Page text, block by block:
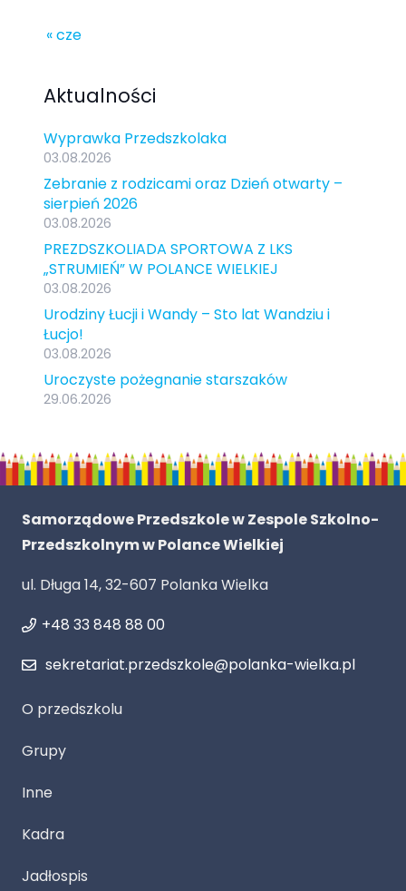
« cze
Aktualności
Wyprawka Przedszkolaka
03.08.2026
Zebranie z rodzicami oraz Dzień otwarty –
sierpień 2026
03.08.2026
PREZDSZKOLIADA SPORTOWA Z LKS
„STRUMIEŃ” W POLANCE WIELKIEJ
03.08.2026
Urodziny Łucji i Wandy – Sto lat Wandziu i
Łucjo!
03.08.2026
Uroczyste pożegnanie starszaków
29.06.2026
Samorządowe Przedszkole w Zespole Szkolno-
Przedszkolnym w Polance Wielkiej
ul. Długa 14, 32-607 Polanka Wielka
+48 33 848 88 00
sekretariat.przedszkole@polanka-wielka.pl
O przedszkolu
Grupy
Inne
Kadra
Jadłospis